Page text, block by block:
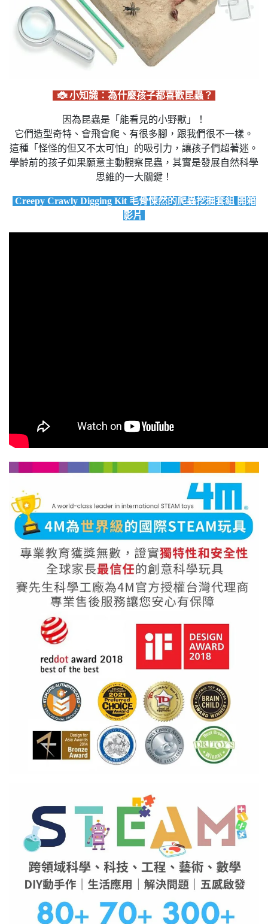
🐞 小知識：為什麼孩子都喜歡昆蟲？
因為昆蟲是「能看見的小野獸」！
它們造型奇特、會飛會爬、有很多腳，跟我們很不一樣。
這種「怪怪的但又不太可怕」的吸引力，讓孩子們超著迷。
學齡前的孩子如果願意主動觀察昆蟲，其實是發展自然科學
思維的一大關鍵！
Creepy Crawly Digging Kit 毛骨悚然的爬蟲挖掘套組 開箱
影片